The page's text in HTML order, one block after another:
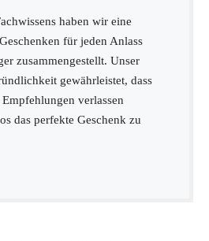
haben wir eine
für jeden Anlass
zusammengestellt. Unser
gewährleistet, dass
verlassen
das perfekte Geschenk zu